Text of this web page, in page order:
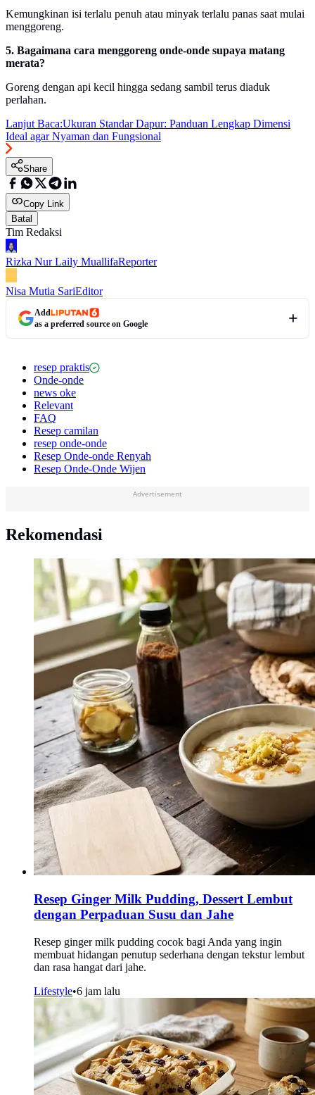
Kemungkinan isi terlalu penuh atau minyak terlalu panas saat mulai
menggoreng.
5. Bagaimana cara menggoreng onde-onde supaya matang
merata?
Goreng dengan api kecil hingga sedang sambil terus diaduk
perlahan.
Lanjut Baca:Ukuran Standar Dapur: Panduan Lengkap Dimensi
Ideal agar Nyaman dan Fungsional
Share
Copy Link
Batal
Tim Redaksi
Rizka Nur Laily MuallifaReporter
Nisa Mutia SariEditor
Add
as a preferred source on Google
resep praktis
Onde-onde
news oke
Relevant
FAQ
Resep camilan
resep onde-onde
Resep Onde-onde Renyah
Resep Onde-Onde Wijen
Advertisement
Rekomendasi
Resep Ginger Milk Pudding, Dessert Lembut
dengan Perpaduan Susu dan Jahe
Resep ginger milk pudding cocok bagi Anda yang ingin
membuat hidangan penutup sederhana dengan tekstur lembut
dan rasa hangat dari jahe.
Lifestyle•6 jam lalu